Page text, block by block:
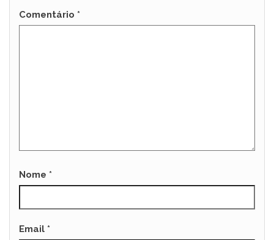
Comentário *
Nome *
Email *